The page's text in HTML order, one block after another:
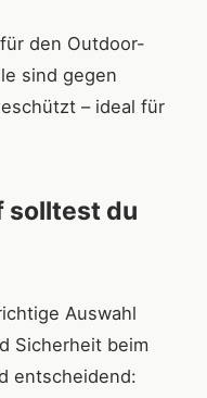
den Outdoor-
sind gegen
– ideal für
solltest du
Auswahl
Sicherheit beim
entscheidend: